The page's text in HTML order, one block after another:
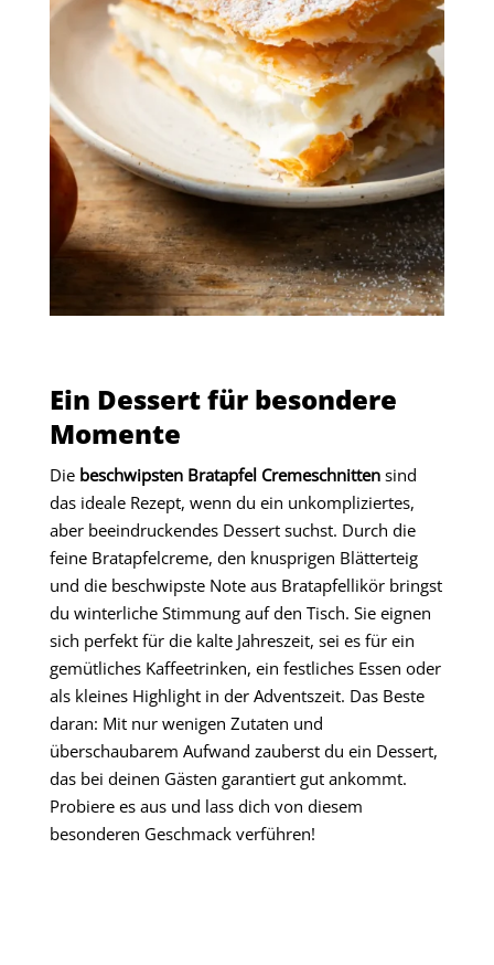
Ein Dessert für besondere
Momente
Die beschwipsten Bratapfel Cremeschnittensind
das ideale Rezept, wenn du ein unkompliziertes,
aber beeindruckendes Dessert suchst. Durch die
feine Bratapfelcreme, den knusprigen Blätterteig
und die beschwipste Note aus Bratapfellikör bringst
du winterliche Stimmung auf den Tisch. Sie eignen
sich perfekt für die kalte Jahreszeit, sei es für ein
gemütliches Kaffeetrinken, ein festliches Essen oder
als kleines Highlight in der Adventszeit. Das Beste
daran: Mit nur wenigen Zutaten und
überschaubarem Aufwand zauberst du ein Dessert,
das bei deinen Gästen garantiert gut ankommt.
Probiere es aus und lass dich von diesem
besonderen Geschmack verführen!